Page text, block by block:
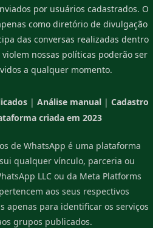
por usuários cadastrados. O
como diretório de divulgação
das conversas realizadas dentro
nossas políticas poderão ser
a qualquer momento.
| Análise manual| Cadastro
criada em 2023
de WhatsApp é uma plataforma
qualquer vínculo, parceria ou
LLC ou da Meta Platforms
aos seus respectivos
apenas para identificar os serviços
grupos publicados.